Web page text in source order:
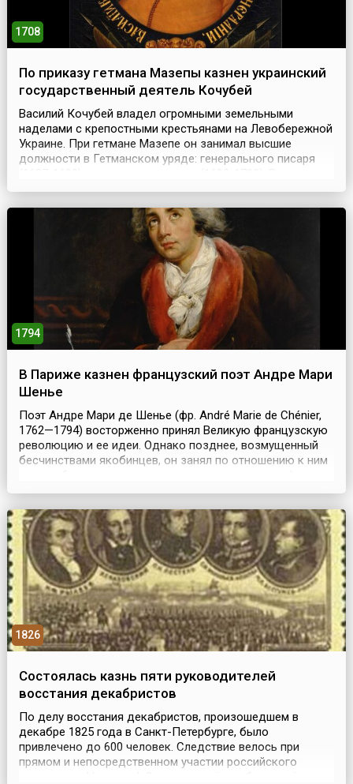
1708
По приказу гетмана Мазепы казнен украинский
государственный деятель Кочубей
Василий Кочубей владел огромными земельными
наделами с крепостными крестьянами на Левобережной
Украине. При гетмане Мазепе он занимал высшие
должности в Гетманском уряде: генерального писаря
украинских казацких войск участвовал в Азовских
Мазепы со шведским королем Карлом XII и польским
1794
В Париже казнен французский поэт Андре Мари
Шенье
Поэт Андре Мари де Шенье (фр. André Marie de Chénier,
1762—1794) восторженно принял Великую французскую
революцию и ее идеи. Однако позднее, возмущенный
бесчинствами якобинцев, он занял по отношению к ним
в либерально-монархической прессе. Он посвятил оду
подготовке защиты Людовика XVI. 7 март...
1826
Состоялась казнь пяти руководителей
восстания декабристов
По делу восстания декабристов, произошедшем в
декабре 1825 года в Санкт-Петербурге, было
привлечено до 600 человек. Следствие велось при
прямом и непосредственном участии российского